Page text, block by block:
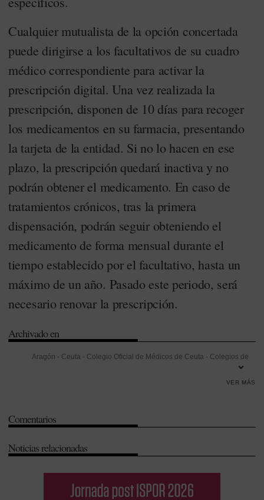
Cualquier mutualista de la opción concertada
puede dirigirse a los facultativos de su cuadro
médico correspondiente para activar la
prescripción digital. Una vez realizada la
prescripción, disponen de 10 días para recoger
los medicamentos en su farmacia, presentando
la tarjeta de la entidad. Si no lo hacen en ese
plazo, la prescripción quedará inactiva y no
podrán obtener el medicamento. En caso de
tratamientos crónicos, tras la primera
dispensación, podrán seguir obteniendo el
medicamento de forma mensual durante el
tiempo establecido por el facultativo, hasta un
máximo de un año. Pasado este periodo, será
necesario renovar la prescripción.
Archivado en
Aragón - Ceuta - Colegio Oficial de Médicos de Ceuta - Colegios de
VER MÁS
Comentarios
Noticias relacionadas